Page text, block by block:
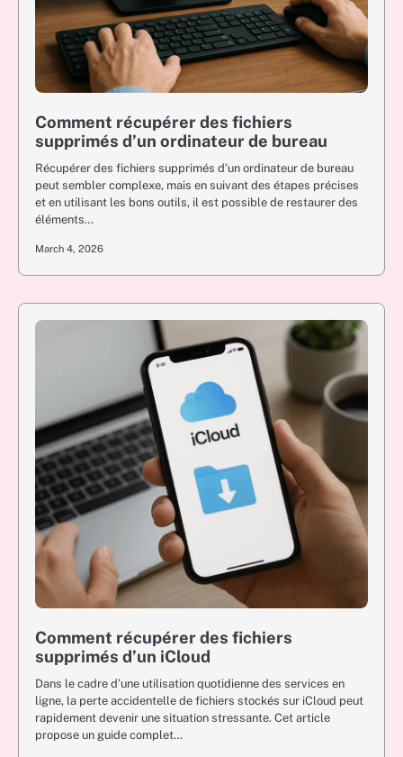
Comment récupérer des fichiers
supprimés d’un ordinateur de bureau
Récupérer des fichiers supprimés d’un ordinateur de bureau
peut sembler complexe, mais en suivant des étapes précises
et en utilisant les bons outils, il est possible de restaurer des
éléments…
March 4, 2026
Comment récupérer des fichiers
supprimés d’un iCloud
Dans le cadre d’une utilisation quotidienne des services en
ligne, la perte accidentelle de fichiers stockés sur iCloud peut
rapidement devenir une situation stressante. Cet article
propose un guide complet…